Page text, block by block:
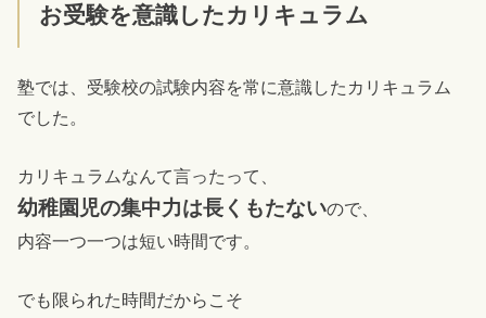
お受験を意識したカリキュラム
塾では、受験校の試験内容を常に意識したカリキュラム
でした。
カリキュラムなんて言ったって、
幼稚園児の集中力は長くもたないので、
内容一つ一つは短い時間です。
でも限られた時間だからこそ